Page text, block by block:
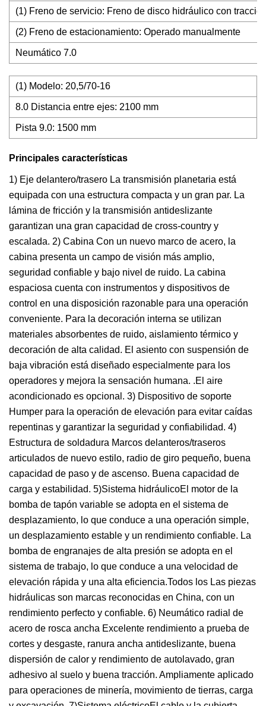
(1) Freno de servicio: Freno de disco hidráulico con
(2) Freno de estacionamiento: Operado manualmente
Neumático 7.0
(1) Modelo: 20,5/70-16
8.0 Distancia entre ejes: 2100 mm
Pista 9.0: 1500 mm
Principales características
1) Eje delantero/trasero La transmisión planetaria está
equipada con una estructura compacta y un gran par. La
lámina de fricción y la transmisión antideslizante
garantizan una gran capacidad de cross-country y
escalada. 2) Cabina Con un nuevo marco de acero, la
cabina presenta un campo de visión más amplio,
seguridad confiable y bajo nivel de ruido. La cabina
espaciosa cuenta con instrumentos y dispositivos de
control en una disposición razonable para una operación
conveniente. Para la decoración interna se utilizan
materiales absorbentes de ruido, aislamiento térmico y
decoración de alta calidad. El asiento con suspensión de
baja vibración está diseñado especialmente para los
operadores y mejora la sensación humana. .El aire
acondicionado es opcional. 3) Dispositivo de soporte
Humper para la operación de elevación para evitar caídas
repentinas y garantizar la seguridad y confiabilidad. 4)
Estructura de soldadura Marcos delanteros/traseros
articulados de nuevo estilo, radio de giro pequeño, buena
capacidad de paso y de ascenso. Buena capacidad de
carga y estabilidad. 5)Sistema hidráulicoEl motor de la
bomba de tapón variable se adopta en el sistema de
desplazamiento, lo que conduce a una operación simple,
un desplazamiento estable y un rendimiento confiable. La
bomba de engranajes de alta presión se adopta en el
sistema de trabajo, lo que conduce a una velocidad de
elevación rápida y una alta eficiencia.Todos los Las piezas
hidráulicas son marcas reconocidas en China, con un
rendimiento perfecto y confiable. 6) Neumático radial de
acero de rosca ancha Excelente rendimiento a prueba de
cortes y desgaste, ranura ancha antideslizante, buena
dispersión de calor y rendimiento de autolavado, gran
adhesivo al suelo y buena tracción. Ampliamente aplicado
para operaciones de minería, movimiento de tierras, carga